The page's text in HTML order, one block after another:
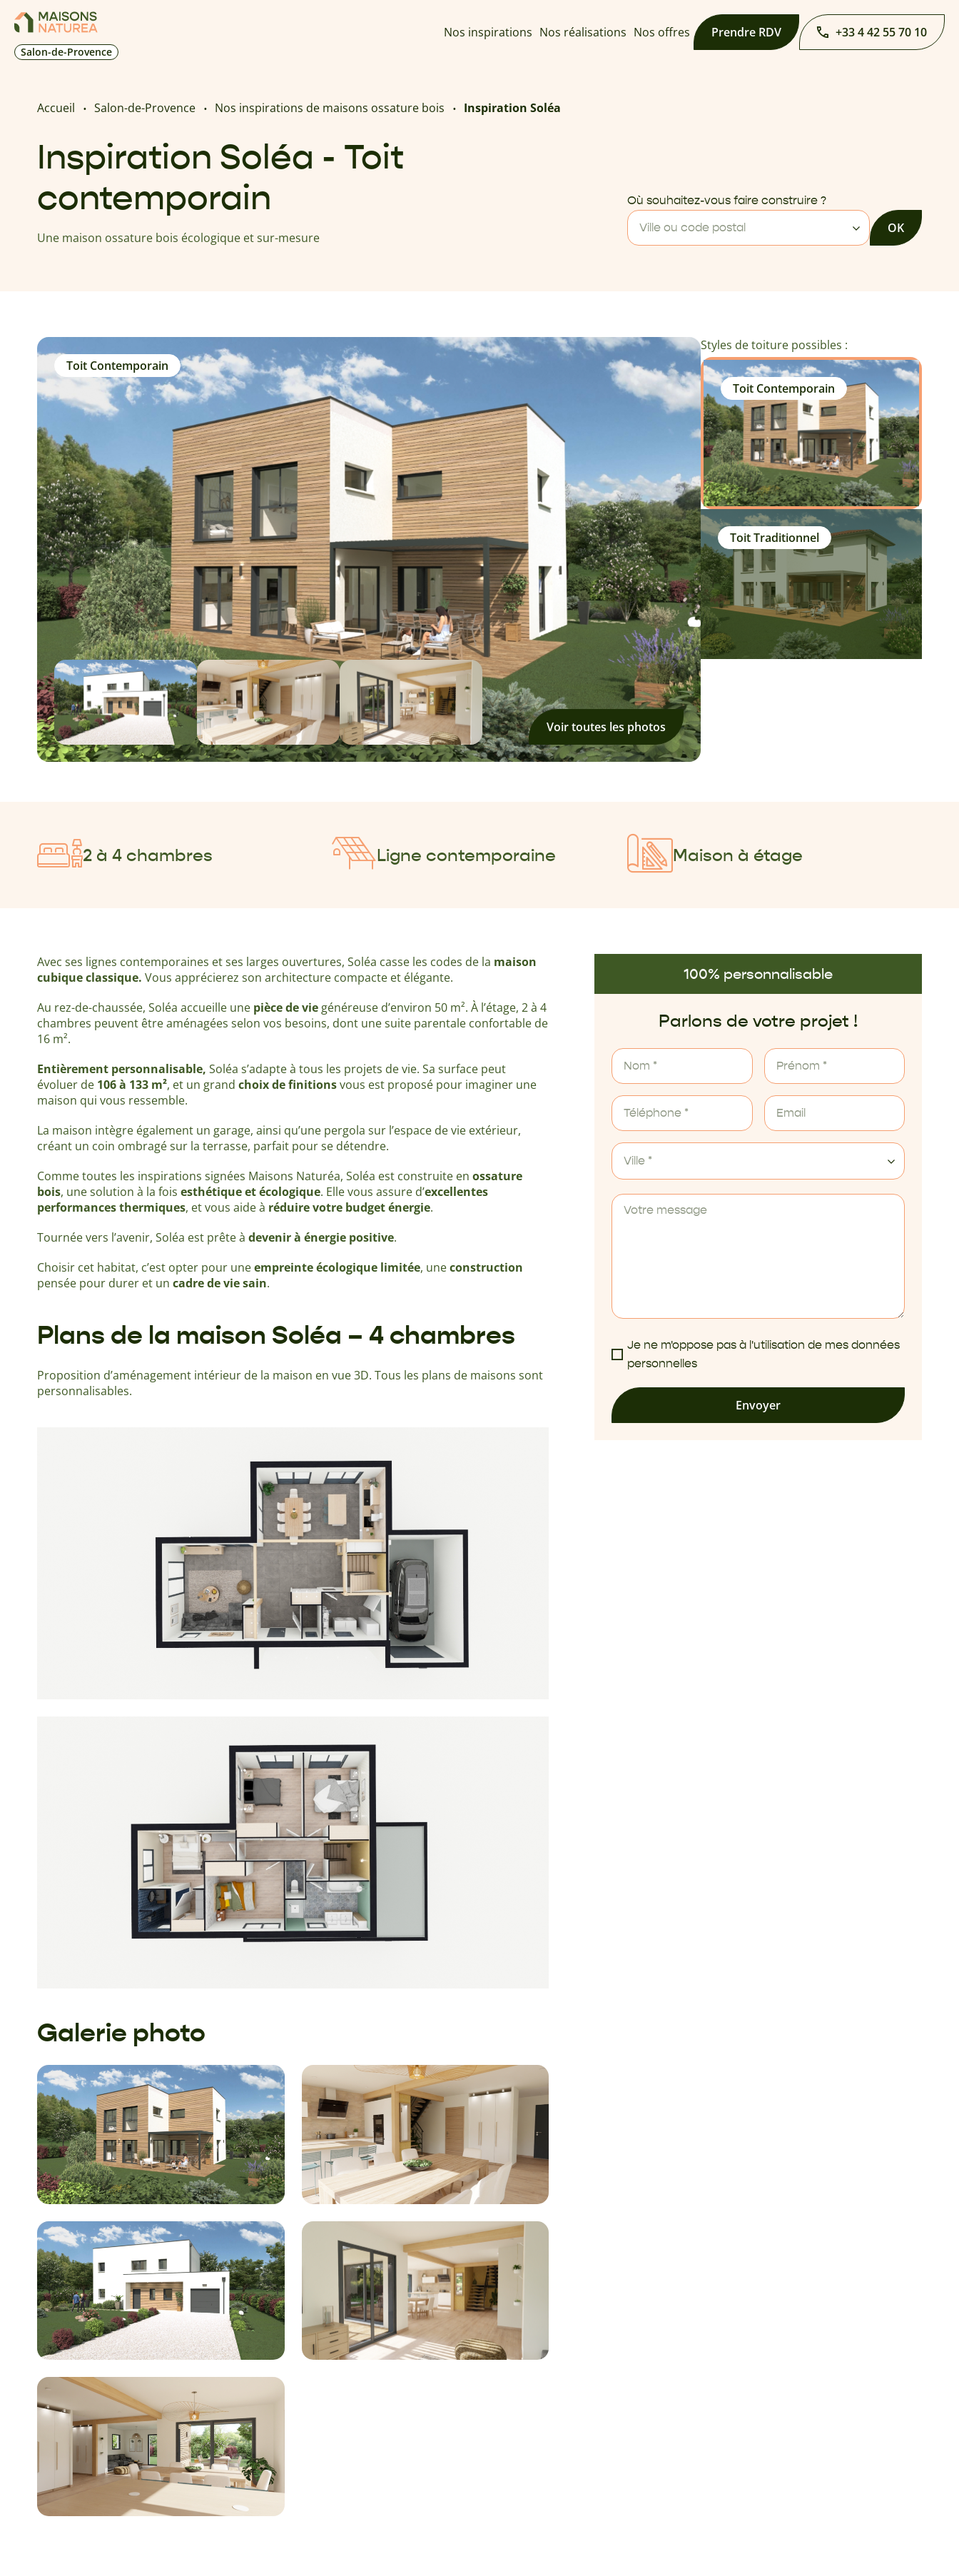
Salon-de-Provence
Nos inspirations Nos réalisations Nos offres Prendre RDV +33 4 42 55 70 10
Accueil Salon-de-Provence Nos inspirations de maisons ossature bois Inspiration Soléa
Inspiration Soléa - Toit
contemporain
Une maison ossature bois écologique et sur-mesure
Où souhaitez-vous faire construire ?
Ville ou code postal
OK
Toit Contemporain
Voir toutes les photos
Styles de toiture possibles :
Toit Contemporain
Toit Traditionnel
2 à 4 chambres Ligne contemporaine Maison à étage
Avec ses lignes contemporaines et ses larges ouvertures, Soléa casse les codes de la maison
cubique classique. Vous apprécierez son architecture compacte et élégante.
Au rez-de-chaussée, Soléa accueille une pièce de viegénéreuse d’environ 50 m². À l’étage, 2 à 4
chambres peuvent être aménagées selon vos besoins, dont une suite parentale confortable de
16 m².
Entièrement personnalisable, Soléa s’adapte à tous les projets de vie. Sa surface peut
évoluer de 106 à 133 m², et un grand choix de finitionsvous est proposé pour imaginer une
maison qui vous ressemble.
La maison intègre également un garage, ainsi qu’une pergola sur l’espace de vie extérieur,
créant un coin ombragé sur la terrasse, parfait pour se détendre.
Comme toutes les inspirations signées Maisons Naturéa, Soléa est construite en ossature
bois, une solution à la fois esthétique et écologique. Elle vous assure d’excellentes
performances thermiques, et vous aide à réduire votre budget énergie.
Tournée vers l’avenir, Soléa est prête à devenir à énergie positive.
Choisir cet habitat, c’est opter pour uneempreinte écologique limitée, uneconstruction
pensée pour durer et un cadre de vie sain.
Plans de la maison Soléa – 4 chambres
Proposition d’aménagement intérieur de la maison en vue 3D. Tous les plans de maisons sont
personnalisables.
Galerie photo
100% personnalisable
Parlons de votre projet !
Ville *
Je ne m'oppose pas à l'utilisation de mes données
personnelles
Envoyer